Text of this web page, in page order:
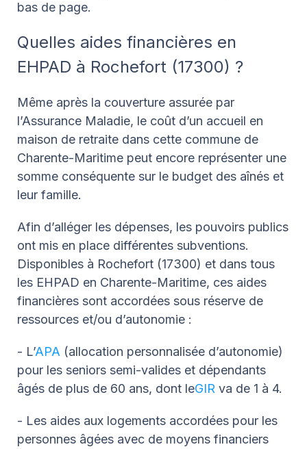
bas de page.
Quelles aides financières en
EHPAD à Rochefort (17300) ?
Même après la couverture assurée par
l’Assurance Maladie, le coût d’un accueil en
maison de retraite dans cette commune de
Charente-Maritime peut encore représenter une
somme conséquente sur le budget des aînés et
leur famille.
Afin d’alléger les dépenses, les pouvoirs publics
ont mis en place différentes subventions.
Disponibles à Rochefort (17300) et dans tous
les EHPAD en Charente-Maritime, ces aides
financières sont accordées sous réserve de
ressources et/ou d’autonomie :
- L’APA (allocation personnalisée d’autonomie)
pour les seniors semi-valides et dépendants
âgés de plus de 60 ans, dont leGIR va de 1 à 4.
- Les aides aux logements accordées pour les
personnes âgées avec de moyens financiers